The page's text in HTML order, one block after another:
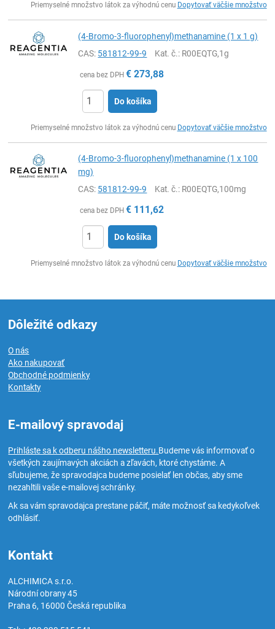
Priemyselné množstvo látok za výhodnú cenu Dopytovať väčšie množstvo
(4-Bromo-3-fluorophenyl)methanamine (1 x 1 g)
CAS: 581812-99-9 Kat. č.: R00EQTG,1g
cena bez DPH € 273,88
Do košíka
Priemyselné množstvo látok za výhodnú cenu Dopytovať väčšie množstvo
(4-Bromo-3-fluorophenyl)methanamine (1 x 100
mg)
CAS: 581812-99-9 Kat. č.: R00EQTG,100mg
cena bez DPH € 111,62
Do košíka
Priemyselné množstvo látok za výhodnú cenu Dopytovať väčšie množstvo
Dôležité odkazy
O nás
Ako nakupovať
Obchodné podmienky
Kontakty
E-mailový spravodaj
Prihláste sa k odberu nášho newsletteru.Budeme vás informovať o
všetkých zaujímavých akciách a zľavách, ktoré chystáme. A
sľubujeme, že spravodajca budeme posielať len občas, aby sme
nezahltili vaše e-mailovej schránky.
Ak sa vám spravodajca prestane páčiť, máte možnosť sa kedykoľvek
odhlásiť.
Kontakt
ALCHIMICA s.r.o.
Národní obrany 45
Praha 6, 16000Česká republika